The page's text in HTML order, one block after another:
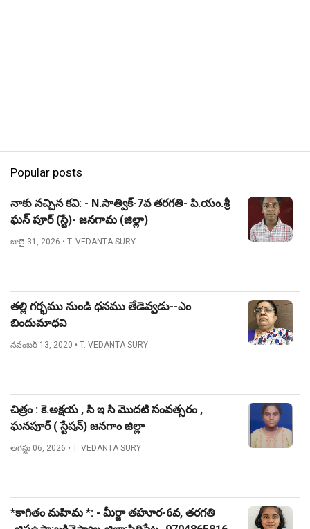
Popular posts
నాకు నచ్చిన కవి: - N.సాత్విక్-7వ తరగతి- పి.యం.శ్రీ
ఘన్ పూర్ (స్టే)- జనగామ (జిల్లా)
జులై 31, 2026 • T. VEDANTA SURY
తల్లి గర్భము నుండి ధనము తేడెవ్వడు--ఎం
బిందుమాధవి
నవంబర్ 13, 2020 • T. VEDANTA SURY
చిత్రం : కె.అక్షయ , సి ఇ సి మొదటి సంవత్సరం ,
ఘనపూర్ ( స్టేషన్) జనగాం జిల్లా
ఆగస్టు 06, 2026 • T. VEDANTA SURY
*కాగితం మహిమ *: - మీర్జా తహూర-6వ, తరగతి